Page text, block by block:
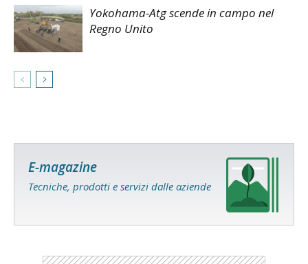
Yokohama-Atg scende in campo nel
Regno Unito
E-magazine
Tecniche, prodotti e servizi dalle aziende